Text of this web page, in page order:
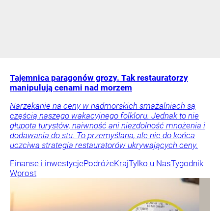
Tajemnica paragonów grozy. Tak restauratorzy
manipulują cenami nad morzem
Narzekanie na ceny w nadmorskich smażalniach są
częścią naszego wakacyjnego folkloru. Jednak to nie
głupota turystów, naiwność ani niezdolność mnożenia i
dodawania do stu. To przemyślana, ale nie do końca
uczciwa strategia restauratorów ukrywających ceny.
Finanse i inwestycjePodróżeKrajTylko u NasTygodnik
Wprost